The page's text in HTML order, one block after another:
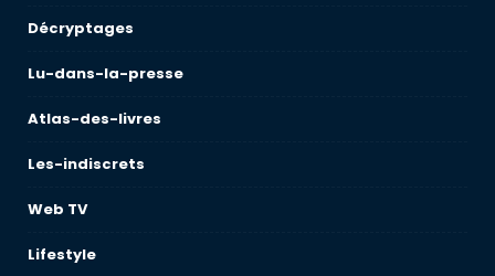
Décryptages
Lu-dans-la-presse
Atlas-des-livres
Les-indiscrets
Web TV
Lifestyle